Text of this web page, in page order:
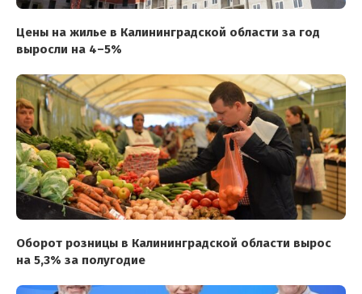
Цены на жилье в Калининградской области за год
выросли на 4–5%
Оборот розницы в Калининградской области вырос
на 5,3% за полугодие